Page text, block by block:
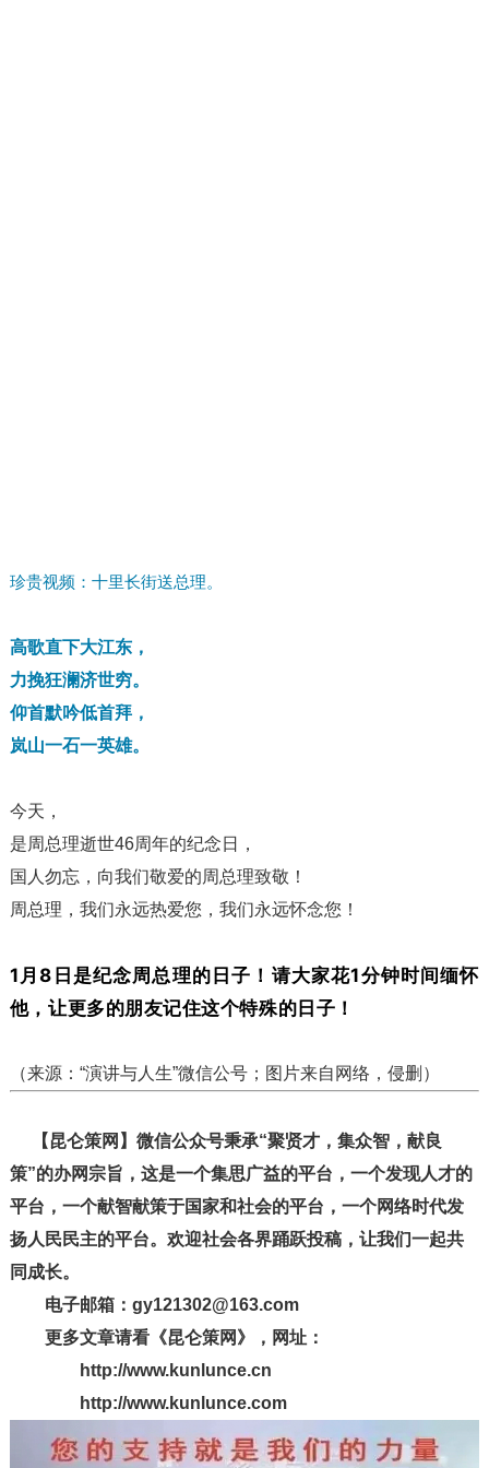
珍贵视频：十里长街送总理。
高歌直下大江东，
力挽狂澜济世穷。
仰首默吟低首拜，
岚山一石一英雄。
今天，
是周总理逝世46周年的纪念日，
国人勿忘，向我们敬爱的周总理致敬！
周总理，我们永远热爱您，我们永远怀念您！
1月8日是纪念周总理的日子！请大家花1分钟时间缅怀
他，让更多的朋友记住这个特殊的日子！
（来源：“演讲与人生”微信公号；图片来自网络，侵删）
【昆仑策网】微信公众号秉承“聚贤才，集众智，献良
策”的办网宗旨，这是一个集思广益的平台，一个发现人才的
平台，一个献智献策于国家和社会的平台，一个网络时代发
扬人民民主的平台。欢迎社会各界踊跃投稿，让我们一起共
同成长。
电子邮箱：gy121302@163.com
更多文章请看《昆仑策网》，网址：
http://www.kunlunce.cn
http://www.kunlunce.com